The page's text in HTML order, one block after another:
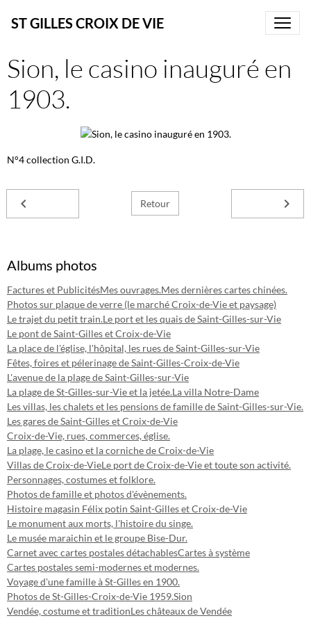
ST GILLES CROIX DE VIE
Sion, le casino inauguré en
1903.
N°4 collection G.I.D.
Retour
Albums photos
Factures et PublicitésMes ouvrages.Mes dernières cartes chinées.
Photos sur plaque de verre (le marché Croix-de-Vie et paysage)
Le trajet du petit train.Le port et les quais de Saint-Gilles-sur-Vie
Le pont de Saint-Gilles et Croix-de-Vie
La place de l'église, l'hôpital, les rues de Saint-Gilles-sur-Vie
Fêtes, foires et pélerinage de Saint-Gilles-Croix-de-Vie
L'avenue de la plage de Saint-Gilles-sur-Vie
La plage de St-Gilles-sur-Vie et la jetée.La villa Notre-Dame
Les villas, les chalets et les pensions de famille de Saint-Gilles-sur-Vie.
Les gares de Saint-Gilles et Croix-de-Vie
Croix-de-Vie, rues, commerces, église.
La plage, le casino et la corniche de Croix-de-Vie
Villas de Croix-de-VieLe port de Croix-de-Vie et toute son activité.
Personnages, costumes et folklore.
Photos de famille et photos d'évènements.
Histoire magasin Félix potin Saint-Gilles et Croix-de-Vie
Le monument aux morts, l'histoire du singe.
Le musée maraichin et le groupe Bise-Dur.
Carnet avec cartes postales détachablesCartes à système
Cartes postales semi-modernes et modernes.
Voyage d'une famille à St-Gilles en 1900.
Photos de St-Gilles-Croix-de-Vie 1959.Sion
Vendée, costume et traditionLes châteaux de Vendée